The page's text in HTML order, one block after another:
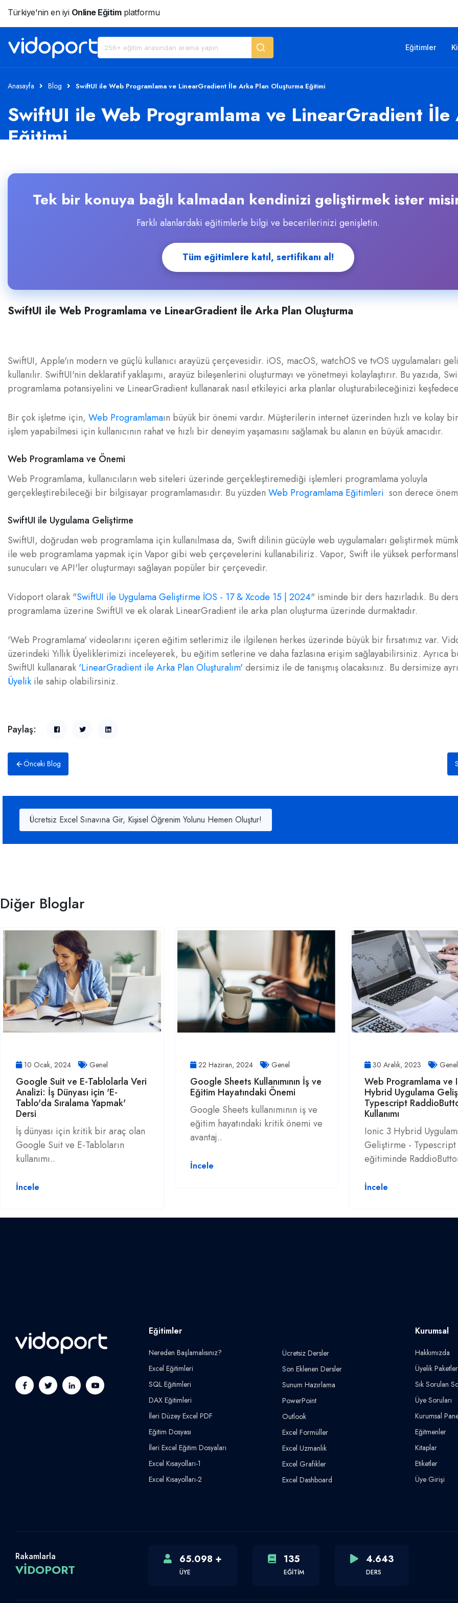
Türkiye'nin en iyi Online Eğitimplatformu
Eğitimler
Anasayfa Blog SwiftUI ile Web Programlama ve LinearGradient İle Arka Plan Oluşturma Eğitimi
SwiftUI ile Web Programlama ve LinearGradient
Eğitimi
Tek bir konuya bağlı kalmadan kendinizi geliştirmek ister
Farklı alanlardaki eğitimlerle bilgi ve becerilerinizi genişletin.
Tüm eğitimlere katıl, sertifikanı al!
SwiftUI ile Web Programlama ve LinearGradient İle Arka Plan Oluşturma
SwiftUI, Apple'ın modern ve güçlü kullanıcı arayüzü çerçevesidir. iOS, macOS, watchOS ve tvOS uygulamaları
kullanılır. SwiftUI'nin deklaratif yaklaşımı, arayüz bileşenlerini oluşturmayı ve yönetmeyi kolaylaştırır. Bu yazıda,
programlama potansiyelini ve LinearGradient kullanarak nasıl etkileyici arka planlar oluşturabileceğinizi
Bir çok işletme için, Web Programlamaın büyük bir önemi vardır. Müşterilerin internet üzerinden hızlı ve kolay
işlem yapabilmesi için kullanıcının rahat ve hızlı bir deneyim yaşamasını sağlamak bu alanın en büyük amacıdır.
Web Programlama ve Önemi
Web Programlama, kullanıcıların web siteleri üzerinde gerçekleştiremediği işlemleri programlama yoluyla
gerçekleştirebileceği bir bilgisayar programlamasıdır. Bu yüzden Web Programlama Eğitimleri son derece
SwiftUI ile Uygulama Geliştirme
SwiftUI, doğrudan web programlama için kullanılmasa da, Swift dilinin gücüyle web uygulamaları geliştirmek
ile web programlama yapmak için Vapor gibi web çerçevelerini kullanabiliriz. Vapor, Swift ile yüksek
sunucuları ve API'ler oluşturmayı sağlayan popüler bir çerçevedir.
Vidoport olarak "SwiftUI ile Uygulama Geliştirme İOS - 17 & Xcode 15 | 2024" isminde bir ders hazırladık. Bu
programlama üzerine SwiftUI ve ek olarak LinearGradient ile arka plan oluşturma üzerinde durmaktadır.
'Web Programlama' videolarını içeren eğitim setlerimiz ile ilgilenen herkes üzerinde büyük bir fırsatımız var.
üzerindeki Yıllık Üyeliklerimizi inceleyerek, bu eğitim setlerine ve daha fazlasına erişim sağlayabilirsiniz. Ayrıca
SwiftUI kullanarak 'LinearGradient ile Arka Plan Oluşturalım' dersimiz ile de tanışmış olacaksınız. Bu dersimize
Üyelik ile sahip olabilirsiniz.
Paylaş:
Önceki Blog
Ücretsiz Excel Sınavına Gir, Kişisel Öğrenim Yolunu Hemen Oluştur!
Diğer Bloglar
10 Ocak, 2024 Genel
Google Suit ve E-Tablolarla Veri
Analizi: İş Dünyası için 'E-
Tablo'da Sıralama Yapmak'
Dersi
İş dünyası için kritik bir araç olan
Google Suit ve E-Tabloların
kullanımı..
İncele
22 Haziran, 2024 Genel
Google Sheets Kullanımının İş ve
Eğitim Hayatındaki Önemi
Google Sheets kullanımının iş ve
eğitim hayatındaki kritik önemi ve
avantaj..
İncele
30 Aralık, 2023 Genel
Web Programlama ve
Hybrid Uygulama
Typescript
Kullanımı
Ionic 3 Hybrid
Geliştirme - Typescript
eğitiminde
İncele
Eğitimler
Nereden Başlamalısınız?
Excel Eğitimleri
SQL Eğitimleri
DAX Eğitimleri
İleri Düzey Excel PDF
Eğitim Dosyası
İleri Excel Eğitim Dosyaları
Excel Kısayolları-1
Excel Kısayolları-2
Ücretsiz Dersler
Son Eklenen Dersler
Sunum Hazırlama
PowerPoint
Outlook
Excel Formüller
Excel Uzmanlık
Excel Grafikler
Excel Dashboard
Kurumsal
Hakkımızda
Üyelik
Sık Sorulan
Üye Soruları
Kurumsal
Eğitmenler
Kitaplar
Etiketler
Üye Girişi
Rakamlarla
VİDOPORT
65.098 +
ÜYE
135
EĞİTİM
4.643
DERS